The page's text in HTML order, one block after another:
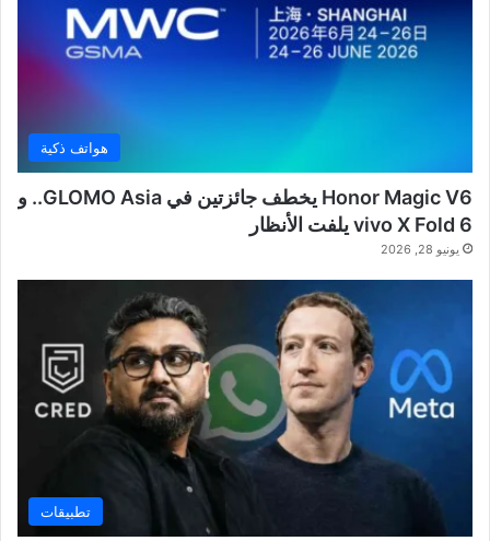
هواتف ذكية
Honor Magic V6 يخطف جائزتين في GLOMO Asia.. و
vivo X Fold 6 يلفت الأنظار
يونيو 28, 2026
تطبيقات